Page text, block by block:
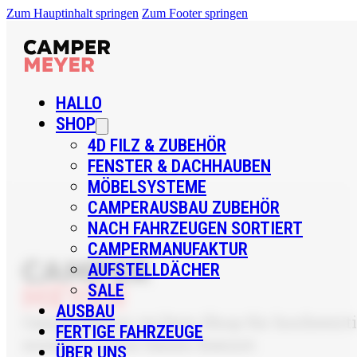
Zum Hauptinhalt springen Zum Footer springen
HALLO
SHOP
4D FILZ & ZUBEHÖR
FENSTER & DACHHAUBEN
MÖBELSYSTEME
CAMPERAUSBAU ZUBEHÖR
NACH FAHRZEUGEN SORTIERT
CAMPERMANUFAKTUR
AUFSTELLDÄCHER
SALE
AUSBAU
FERTIGE FAHRZEUGE
ÜBER UNS
CamperMeyer ist Dein Shop für
sondern sicher bauen kannst.